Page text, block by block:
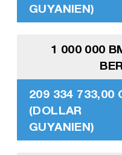
GUYANIEN)
1 000 000
209 334 733,00
(DOLLAR
GUYANIEN)